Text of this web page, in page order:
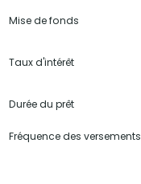
Mise de fonds
Taux d'intérêt
Durée du prêt
Fréquence des versements